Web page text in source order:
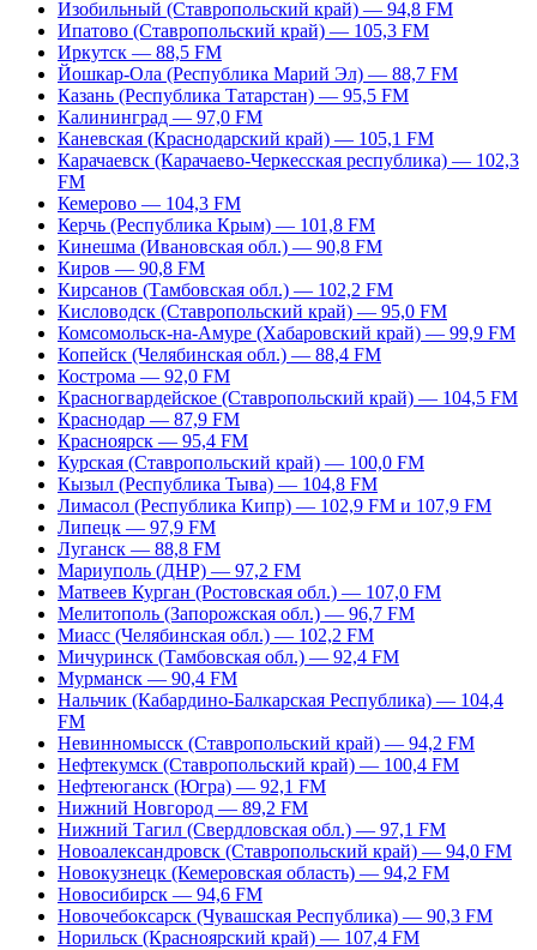
Изобильный (Ставропольский край) — 94,8 FM
Ипатово (Ставропольский край) — 105,3 FM
Иркутск — 88,5 FM
Йошкар-Ола (Республика Марий Эл) — 88,7 FM
Казань (Республика Татарстан) — 95,5 FM
Калининград — 97,0 FM
Каневская (Краснодарский край) — 105,1 FM
Карачаевск (Карачаево-Черкесская республика) — 102,3
FM
Кемерово — 104,3 FM
Керчь (Республика Крым) — 101,8 FM
Кинешма (Ивановская обл.) — 90,8 FM
Киров — 90,8 FM
Кирсанов (Тамбовская обл.) — 102,2 FM
Кисловодск (Ставропольский край) — 95,0 FM
Комсомольск-на-Амуре (Хабаровский край) — 99,9 FM
Копейск (Челябинская обл.) — 88,4 FM
Кострома — 92,0 FM
Красногвардейское (Ставропольский край) — 104,5 FM
Краснодар — 87,9 FM
Красноярск — 95,4 FM
Курская (Ставропольский край) — 100,0 FM
Кызыл (Республика Тыва) — 104,8 FM
Лимасол (Республика Кипр) — 102,9 FM и 107,9 FM
Липецк — 97,9 FM
Луганск — 88,8 FM
Мариуполь (ДНР) — 97,2 FM
Матвеев Курган (Ростовская обл.) — 107,0 FM
Мелитополь (Запорожская обл.) — 96,7 FM
Миасс (Челябинская обл.) — 102,2 FM
Мичуринск (Тамбовская обл.) — 92,4 FM
Мурманск — 90,4 FM
Нальчик (Кабардино-Балкарская Республика) — 104,4
FM
Невинномысск (Ставропольский край) — 94,2 FM
Нефтекумск (Ставропольский край) — 100,4 FM
Нефтеюганск (Югра) — 92,1 FM
Нижний Новгород — 89,2 FM
Нижний Тагил (Свердловская обл.) — 97,1 FM
Новоалександровск (Ставропольский край) — 94,0 FM
Новокузнецк (Кемеровская область) — 94,2 FM
Новосибирск — 94,6 FM
Новочебоксарск (Чувашская Республика) — 90,3 FM
Норильск (Красноярский край) — 107,4 FM